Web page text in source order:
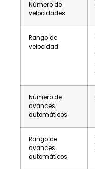
Número de
velocidades
Rango de
velocidad
Número de
avances
automáticos
Rango de
avances
automáticos